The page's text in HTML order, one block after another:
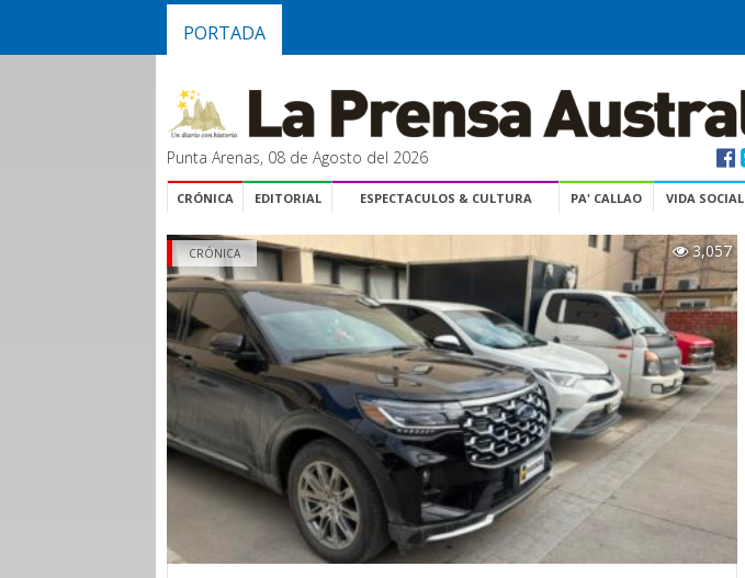
PORTADA
Punta Arenas, 08 de Agosto del 2026
CRÓNICA EDITORIAL ESPECTACULOS & CULTURA PA' CALLAO VIDA SOCIAL
3,057
CRÓNICA